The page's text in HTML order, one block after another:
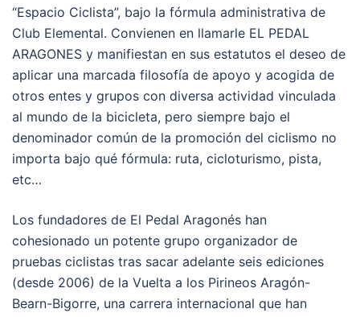
“Espacio Ciclista”, bajo la fórmula administrativa de
Club Elemental. Convienen en llamarle EL PEDAL
ARAGONES y manifiestan en sus estatutos el deseo de
aplicar una marcada filosofía de apoyo y acogida de
otros entes y grupos con diversa actividad vinculada
al mundo de la bicicleta, pero siempre bajo el
denominador común de la promoción del ciclismo no
importa bajo qué fórmula: ruta, cicloturismo, pista,
etc…
Los fundadores de El Pedal Aragonés han
cohesionado un potente grupo organizador de
pruebas ciclistas tras sacar adelante seis ediciones
(desde 2006) de la Vuelta a los Pirineos Aragón-
Bearn-Bigorre, una carrera internacional que han